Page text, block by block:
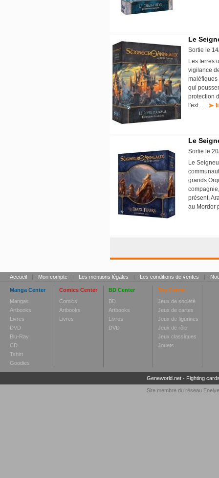
Le
Sortie le
Les terres
vigilance
maléfiques
qui
protection
l'ext ...
Le
Sortie le
Le
grands
présent,
au Mordor
Accueil | Mon compte | Les mentions légales | Les conditions de ventes |
Manga Center
Mangas
Artbooks
Livres
DVD
Blu-Ray
CD
Tshirt
Goodies
Comics Center
Comics
Artbooks
Livres
BD Center
BD
Artbooks
Livres
DVD
Toy Center
Jeux de société
Jeux de cartes
Jeux de figurines
Jeux de rôle
Jeux classiques
Jouets
Geneworld.net- Fighting
Site membre du réseau Enelye